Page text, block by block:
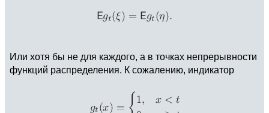
Или хотя бы не для каждого, а в точках непрерывности
функций распределения. К сожалению, индикатор